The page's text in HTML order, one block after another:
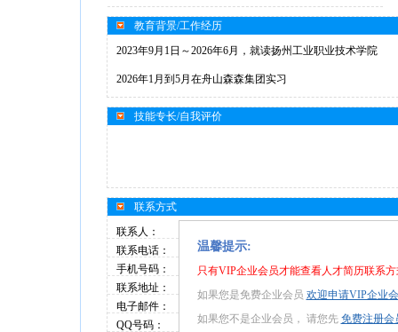
教育背景/工作经历
2023年9月1日～2026年6月，就读扬州工业职业技术学院
2026年1月到5月在舟山森森集团实习
技能专长/自我评价
联系方式
联系人：
联系电话：
手机号码：
联系地址：
电子邮件：
QQ号码：
温馨提示:
只有VIP企业会员才能查看人才简历联系方
如果您是免费企业会员 欢迎申请VIP企业
如果您不是企业会员， 请您先 免费注册会